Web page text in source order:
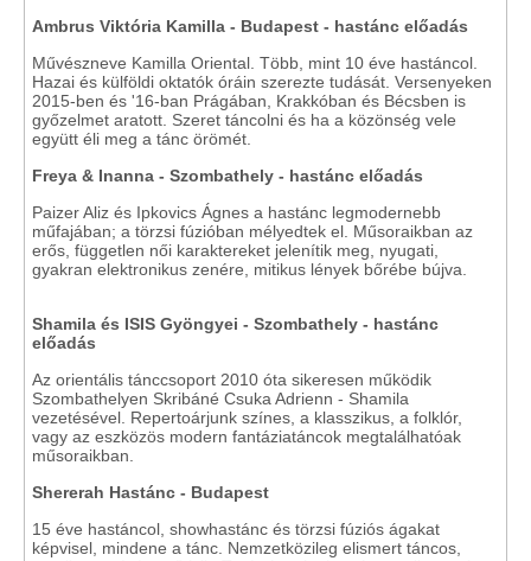
Ambrus Viktória Kamilla - Budapest - hastánc előadás
Művészneve Kamilla Oriental. Több, mint 10 éve hastáncol.
Hazai és külföldi oktatók óráin szerezte tudását. Versenyeken
2015-ben és '16-ban Prágában, Krakkóban és Bécsben is
győzelmet aratott. Szeret táncolni és ha a közönség vele
együtt éli meg a tánc örömét.
Freya & Inanna - Szombathely - hastánc előadás
Paizer Aliz és Ipkovics Ágnes a hastánc legmodernebb
műfajában; a törzsi fúzióban mélyedtek el. Műsoraikban az
erős, független női karaktereket jelenítik meg, nyugati,
gyakran elektronikus zenére, mitikus lények bőrébe bújva.
Shamila és ISIS Gyöngyei - Szombathely - hastánc
előadás
Az orientális tánccsoport 2010 óta sikeresen működik
Szombathelyen Skribáné Csuka Adrienn - Shamila
vezetésével. Repertoárjunk színes, a klasszikus, a folklór,
vagy az eszközös modern fantáziatáncok megtalálhatóak
műsoraikban.
Shererah Hastánc - Budapest
15 éve hastáncol, showhastánc és törzsi fúziós ágakat
képvisel, mindene a tánc. Nemzetközileg elismert táncos,